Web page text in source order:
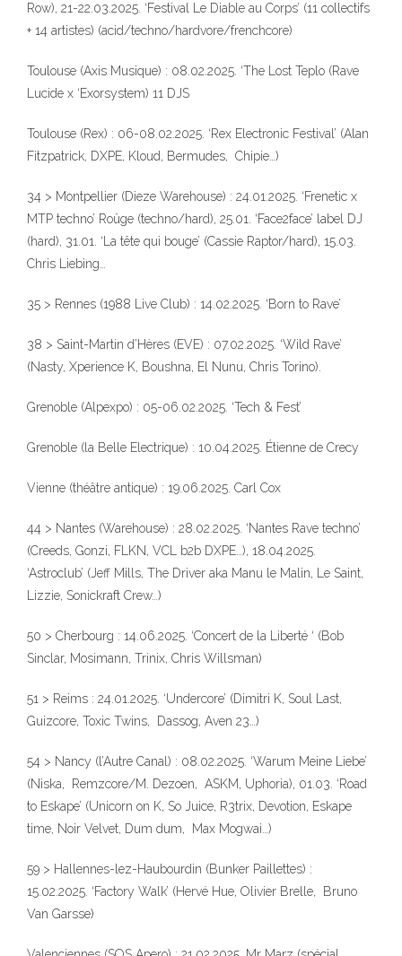
Row), 21-22.03.2025. ‘Festival Le Diable au Corps’ (11 collectifs
+ 14 artistes) (acid/techno/hardvore/frenchcore)
Toulouse (Axis Musique) : 08.02.2025. ‘The Lost Teplo (Rave
Lucide x ‘Exorsystem) 11 DJS
Toulouse (Rex) : 06-08.02.2025. ‘Rex Electronic Festival’ (Alan
Fitzpatrick, DXPE, Kloud, Bermudes, Chipie…)
34 > Montpellier (Dieze Warehouse) : 24.01.2025. ‘Frenetic x
MTP techno’ Roûge (techno/hard), 25.01. ‘Face2face’ label DJ
(hard), 31.01. ‘La tête qui bouge’ (Cassie Raptor/hard), 15.03.
Chris Liebing…
35 > Rennes (1988 Live Club) : 14.02.2025. ‘Born to Rave’
38 > Saint-Martin d’Hères (EVE) : 07.02.2025. ‘Wild Rave’
(Nasty, Xperience K, Boushna, El Nunu, Chris Torino).
Grenoble (Alpexpo) : 05-06.02.2025. ‘Tech & Fest’
Grenoble (la Belle Electrique) : 10.04.2025. Étienne de Crecy
Vienne (théâtre antique) : 19.06.2025. Carl Cox
44 > Nantes (Warehouse) : 28.02.2025. ‘Nantes Rave techno’
(Creeds, Gonzi, FLKN, VCL b2b DXPE…), 18.04.2025.
‘Astroclub’ (Jeff Mills, The Driver aka Manu le Malin, Le Saint,
Lizzie, Sonickraft Crew…)
50 > Cherbourg : 14.06.2025. ‘Concert de la Liberté ‘ (Bob
Sinclar, Mosimann, Trinix, Chris Willsman)
51 > Reims : 24.01.2025. ‘Undercore’ (Dimitri K, Soul Last,
Guizcore, Toxic Twins, Dassog, Aven 23…)
54 > Nancy (l’Autre Canal) : 08.02.2025. ‘Warum Meine Liebe’
(Niska, Remzcore/M. Dezoen, ASKM, Uphoria), 01.03. ‘Road
to Eskape’ (Unicorn on K, So Juice, R3trix, Devotion, Eskape
time, Noir Velvet, Dum dum, Max Mogwai…)
59 > Hallennes-lez-Haubourdin (Bunker Paillettes) :
15.02.2025. ‘Factory Walk’ (Hervé Hue, Olivier Brelle, Bruno
Van Garsse)